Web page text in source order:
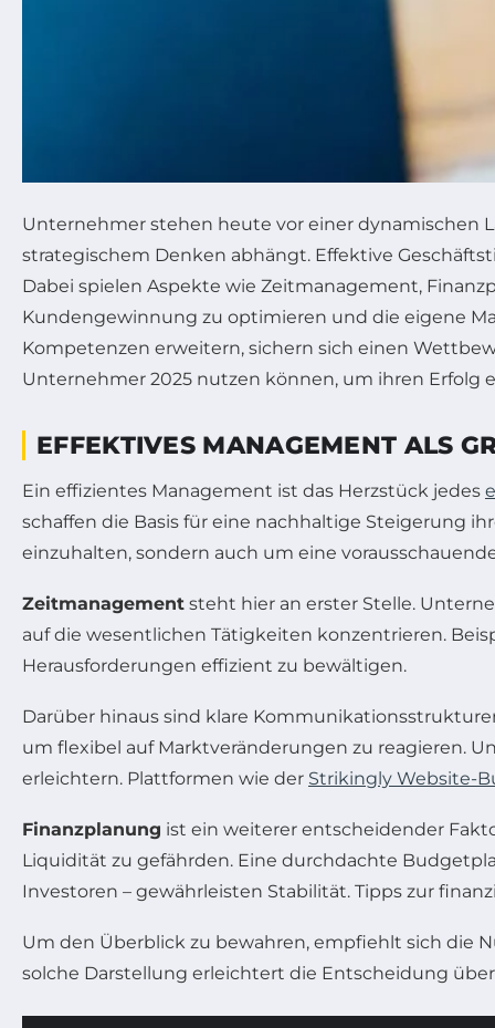
Unternehmer stehen heute vor einer dynamischen
strategischem Denken abhängt. Effektive
Dabei spielen Aspekte wie Zeitmanagement,
Kundengewinnung zu optimieren und die eigene
Kompetenzen erweitern, sichern sich einen
Unternehmer 2025 nutzen können, um ihren Erfolg
EFFEKTIVES MANAGEMENT ALS
Ein effizientes Management ist das Herzstück jedes
schaffen die Basis für eine nachhaltige Steigerung
einzuhalten, sondern auch um eine
Zeitmanagement steht hier an erster Stelle.
auf die wesentlichen Tätigkeiten konzentrieren.
Herausforderungen effizient zu bewältigen.
Darüber hinaus sind klare
um flexibel auf Marktveränderungen zu reagieren.
erleichtern. Plattformen wie der Strikingly Website-
Finanzplanung ist ein weiterer entscheidender
Liquidität zu gefährden. Eine durchdachte
Investoren – gewährleisten Stabilität. Tipps zur
Um den Überblick zu bewahren, empfiehlt sich die
solche Darstellung erleichtert die Entscheidung